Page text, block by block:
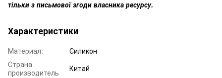
тільки з письмової згоди власника ресурсу.
Характеристики
Материал:
Силикон
Страна
производитель
Китай